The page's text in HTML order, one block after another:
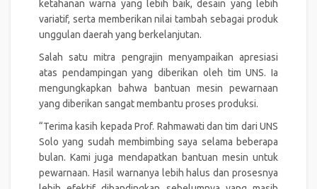
ketahanan warna yang lebih baik, desain yang lebih
variatif, serta memberikan nilai tambah sebagai produk
unggulan daerah yang berkelanjutan.
Salah satu mitra pengrajin menyampaikan apresiasi
atas pendampingan yang diberikan oleh tim UNS. Ia
mengungkapkan bahwa bantuan mesin pewarnaan
yang diberikan sangat membantu proses produksi.
“Terima kasih kepada Prof. Rahmawati dan tim dari UNS
Solo yang sudah membimbing saya selama beberapa
bulan. Kami juga mendapatkan bantuan mesin untuk
pewarnaan. Hasil warnanya lebih halus dan prosesnya